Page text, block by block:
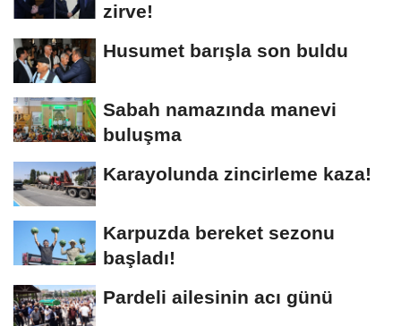
zirve!
Husumet barışla son buldu
Sabah namazında manevi
buluşma
Karayolunda zincirleme kaza!
Karpuzda bereket sezonu
başladı!
Pardeli ailesinin acı günü